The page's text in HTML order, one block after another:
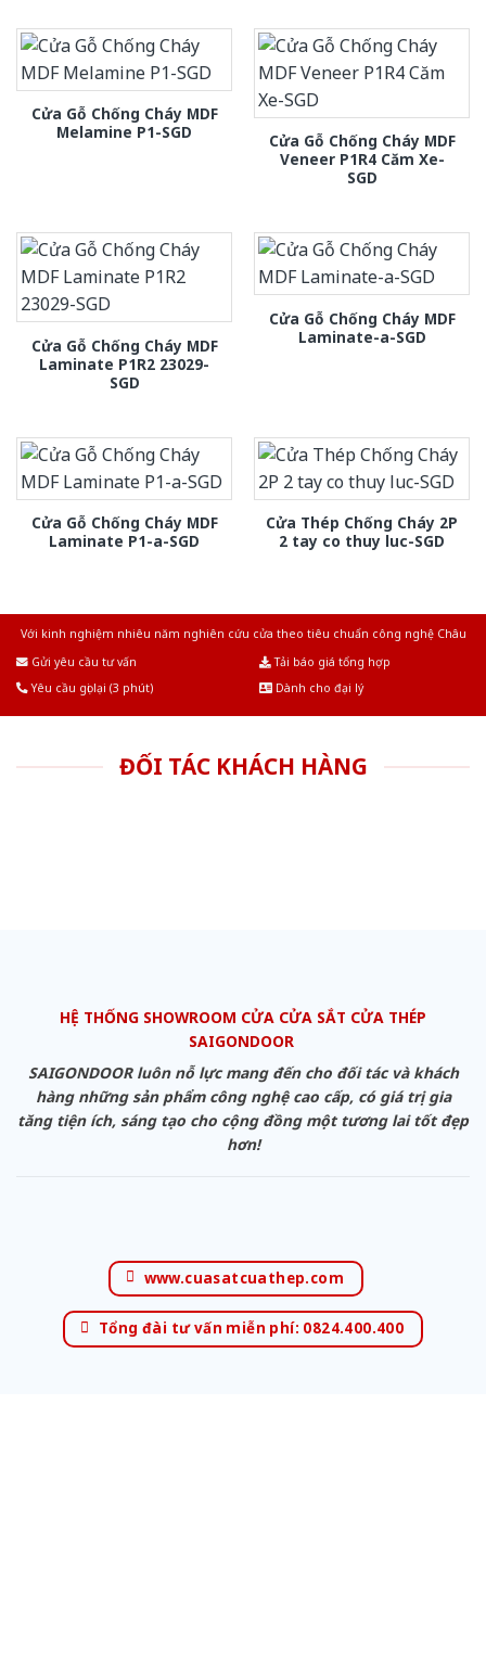
Cửa Gỗ Chống Cháy MDF
Melamine P1-SGD
Cửa Gỗ Chống Cháy MDF
Veneer P1R4 Căm Xe-
SGD
Cửa Gỗ Chống Cháy MDF
Laminate P1R2 23029-
SGD
Cửa Gỗ Chống Cháy MDF
Laminate-a-SGD
Cửa Gỗ Chống Cháy MDF
Laminate P1-a-SGD
Cửa Thép Chống Cháy 2P
2 tay co thuy luc-SGD
Với kinh nghiệm nhiêu năm nghiên cứu cửa theo tiêu chuẩn công nghệ Châu
Gửi yêu cầu tư vấn
Tải báo giá tổng hợp
Yêu cầu gọi lại (3 phút)
Dành cho đại lý
ĐỐI TÁC KHÁCH HÀNG
HỆ THỐNG SHOWROOM CỬA CỬA SẮT CỬA THÉP
SAIGONDOOR
SAIGONDOOR luôn nỗ lực mang đến cho đối tác và khách
hàng những sản phẩm công nghệ cao cấp, có giá trị gia
tăng tiện ích, sáng tạo cho cộng đồng một tương lai tốt đẹp
hơn!
www.cuasatcuathep.com
Tổng đài tư vấn miễn phí: 0824.400.400